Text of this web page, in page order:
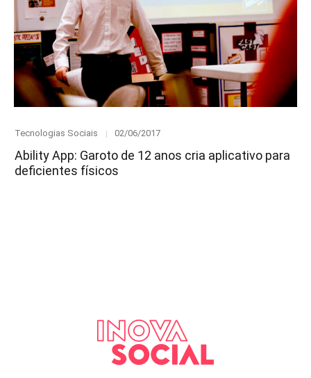
Category
Tecnologias Sociais
Posted
02/06/2017
Ability App: Garoto de 12 anos cria aplicativo para
deficientes físicos